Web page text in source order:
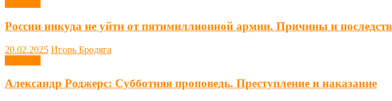
России никуда не уйти от пятимиллионной армии. Причины и
20.02.2025 Игорь Бродяга
Александр Роджерс: Субботняя проповедь. Преступление и наказание